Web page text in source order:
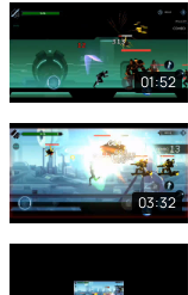
01:52
03:32